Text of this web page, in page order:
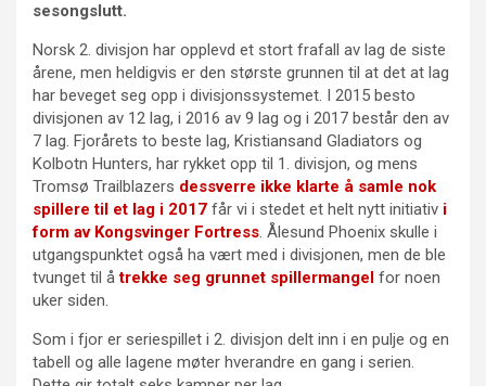
sesongslutt.
Norsk 2. divisjon har opplevd et stort frafall av lag de siste
årene, men heldigvis er den største grunnen til at det at lag
har beveget seg opp i divisjonssystemet. I 2015 besto
divisjonen av 12 lag, i 2016 av 9 lag og i 2017 består den av
7 lag. Fjorårets to beste lag, Kristiansand Gladiators og
Kolbotn Hunters, har rykket opp til 1. divisjon, og mens
Tromsø Trailblazers dessverre ikke klarte å samle nok
spillere til et lag i 2017 får vi i stedet et helt nytt initiativ i
form av Kongsvinger Fortress. Ålesund Phoenix skulle i
utgangspunktet også ha vært med i divisjonen, men de ble
tvunget til åtrekke seg grunnet spillermangel for noen
uker siden.
Som i fjor er seriespillet i 2. divisjon delt inn i en pulje og en
tabell og alle lagene møter hverandre en gang i serien.